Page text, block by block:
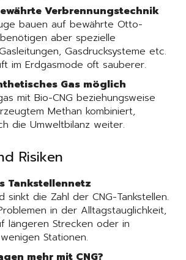
Verbrennungstechnik
bauen auf bewährte Otto-
aber spezielle
Gasdrucksysteme etc.
im Erdgasmode oft sauberer.
Gas möglich
mit Bio-CNG beziehungsweise
Methan kombiniert,
die Umweltbilanz weiter.
Risiken
Tankstellennetz
sinkt die Zahl der CNG-Tankstellen.
in der Alltagstauglichkeit,
längeren Strecken oder in
Stationen.
mehr mit CNG?